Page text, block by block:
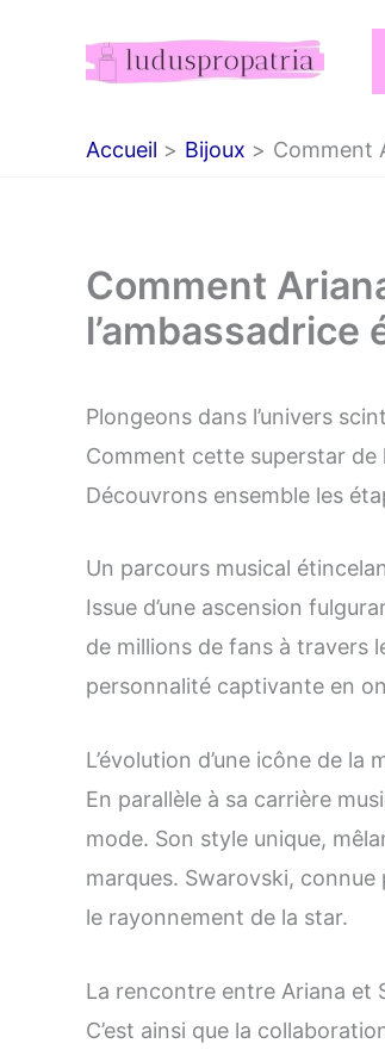
Accueil Bijoux Comment
Comment
l’ambassadrice
Plongeons dans l’univers
Comment cette superstar
Découvrons ensemble les
Un parcours musical
Issue d’une ascension
de millions de fans à travers
personnalité captivante en
L’évolution d’une icône de la
En parallèle à sa carrière
mode. Son style unique,
marques. Swarovski, connue
le rayonnement de la star.
La rencontre entre Ariana et
C’est ainsi que la